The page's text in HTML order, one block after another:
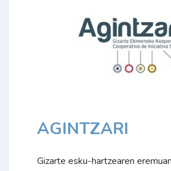
AGINTZARI
Gizarte esku-hartzearen